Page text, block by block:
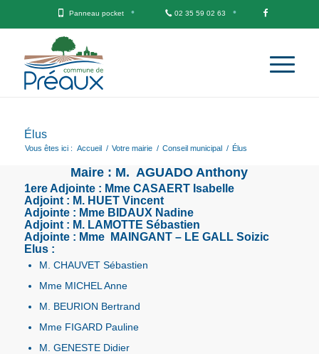
Panneau pocket 02 35 59 02 63
Élus
Vous êtes ici : Accueil / Votre mairie / Conseil municipal / Élus
Maire : M. AGUADO Anthony
1ere Adjointe : Mme CASAERT Isabelle
Adjoint : M. HUET Vincent
Adjointe : Mme BIDAUX Nadine
Adjoint : M. LAMOTTE Sébastien
Adjointe : Mme MAINGANT – LE GALL Soizic
Elus :
M. CHAUVET Sébastien
Mme MICHEL Anne
M. BEURION Bertrand
Mme FIGARD Pauline
M. GENESTE Didier